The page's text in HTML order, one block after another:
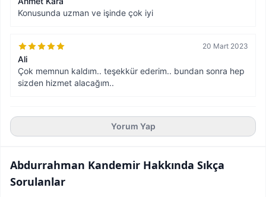
Konusunda uzman ve işinde çok iyi
20 Mart 2023
Ali
Çok memnun kaldım.. teşekkür ederim.. bundan sonra hep
sizden hizmet alacağım..
Yorum Yap
Abdurrahman Kandemir Hakkında Sıkça
Sorulanlar